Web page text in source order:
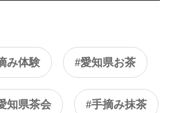
み体験 #愛知県お茶
知県茶会 #手摘み抹茶